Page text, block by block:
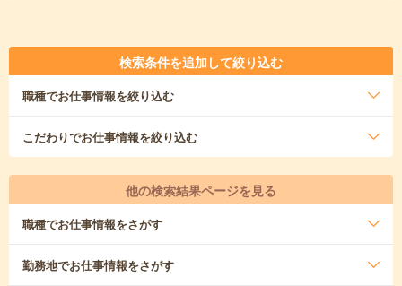
検索条件を追加して絞り込む
職種でお仕事情報を絞り込む
こだわりでお仕事情報を絞り込む
他の検索結果ページを見る
職種でお仕事情報をさがす
勤務地でお仕事情報をさがす